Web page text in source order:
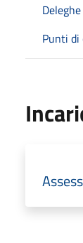
Deleghe
Punti